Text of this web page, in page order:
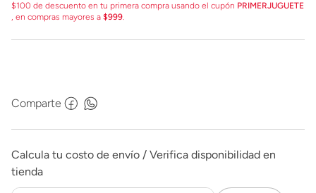
$100 de descuento en tu primera compra usando el cupón PRIMERJUGUETE
, en compras mayores a $999.
Comparte